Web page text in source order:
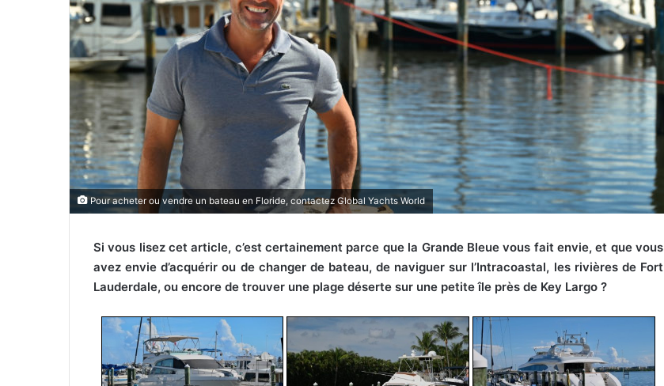
r
i
Pour acheter ou vendre un bateau en Floride, contactez Global Yachts World
Si vous lisez cet article, c’est certainement parce que la Grande Bleue vous fait envie, et que vous
avez envie d’acquérir ou de changer de bateau, de naviguer sur l’Intracoastal, les rivières de Fort
Lauderdale, ou encore de trouver une plage déserte sur une petite île près de Key Largo ?